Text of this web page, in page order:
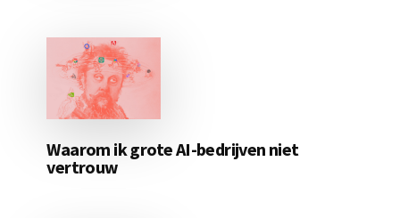
Waarom ik grote AI-bedrijven niet
vertrouw